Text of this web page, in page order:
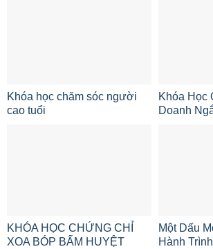
Khóa học chăm sóc người
cao tuổi
Khóa Học
Doanh
KHÓA HỌC CHỨNG CHỈ
XOA BÓP BẤM HUYỆT
Một Dấu
Hành